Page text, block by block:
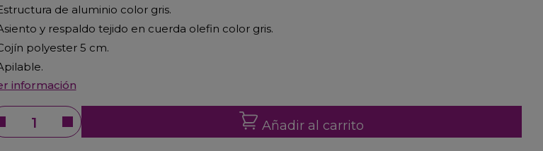
de aluminio color gris.
y respaldo tejido en cuerda olefin color gris.
polyester 5 cm.
información
Añadir al carrito